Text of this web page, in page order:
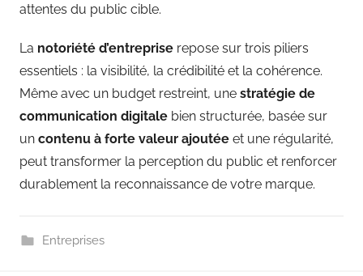
attentes du public cible.
La notoriété d’entreprise repose sur trois piliers
essentiels : la visibilité, la crédibilité et la cohérence.
Même avec un budget restreint, une stratégie de
communication digitale bien structurée, basée sur
un contenu à forte valeur ajoutée et une régularité,
peut transformer la perception du public et renforcer
durablement la reconnaissance de votre marque.
Entreprises